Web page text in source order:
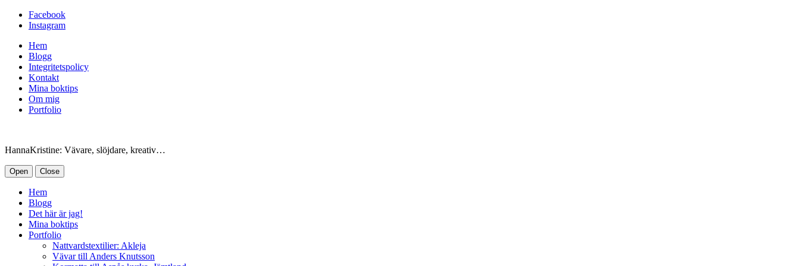
Facebook
Instagram
Hem
Blogg
Integritetspolicy
Kontakt
Mina boktips
Om mig
Portfolio
HannaKristine: Vävare, slöjdare, kreativ…
Open Close
Hem
Blogg
Det här är jag!
Mina boktips
Portfolio
Nattvardstextilier: Akleja
Vävar till Anders Knutsson